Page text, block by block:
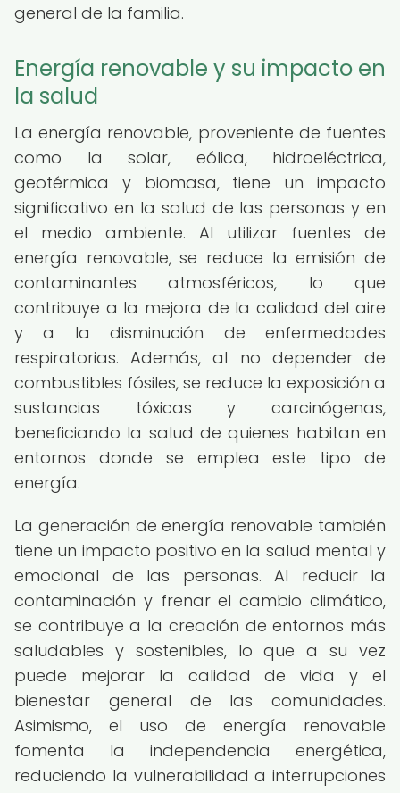
general de la familia.
Energía renovable y su impacto en
la salud
La energía renovable, proveniente de fuentes
como la solar, eólica, hidroeléctrica,
geotérmica y biomasa, tiene un impacto
significativo en la salud de las personas y en
el medio ambiente. Al utilizar fuentes de
energía renovable, se reduce la emisión de
contaminantes atmosféricos, lo que
contribuye a la mejora de la calidad del aire
y a la disminución de enfermedades
respiratorias. Además, al no depender de
combustibles fósiles, se reduce la exposición a
sustancias tóxicas y carcinógenas,
beneficiando la salud de quienes habitan en
entornos donde se emplea este tipo de
energía.
La generación de energía renovable también
tiene un impacto positivo en la salud mental y
emocional de las personas. Al reducir la
contaminación y frenar el cambio climático,
se contribuye a la creación de entornos más
saludables y sostenibles, lo que a su vez
puede mejorar la calidad de vida y el
bienestar general de las comunidades.
Asimismo, el uso de energía renovable
fomenta la independencia energética,
reduciendo la vulnerabilidad a interrupciones